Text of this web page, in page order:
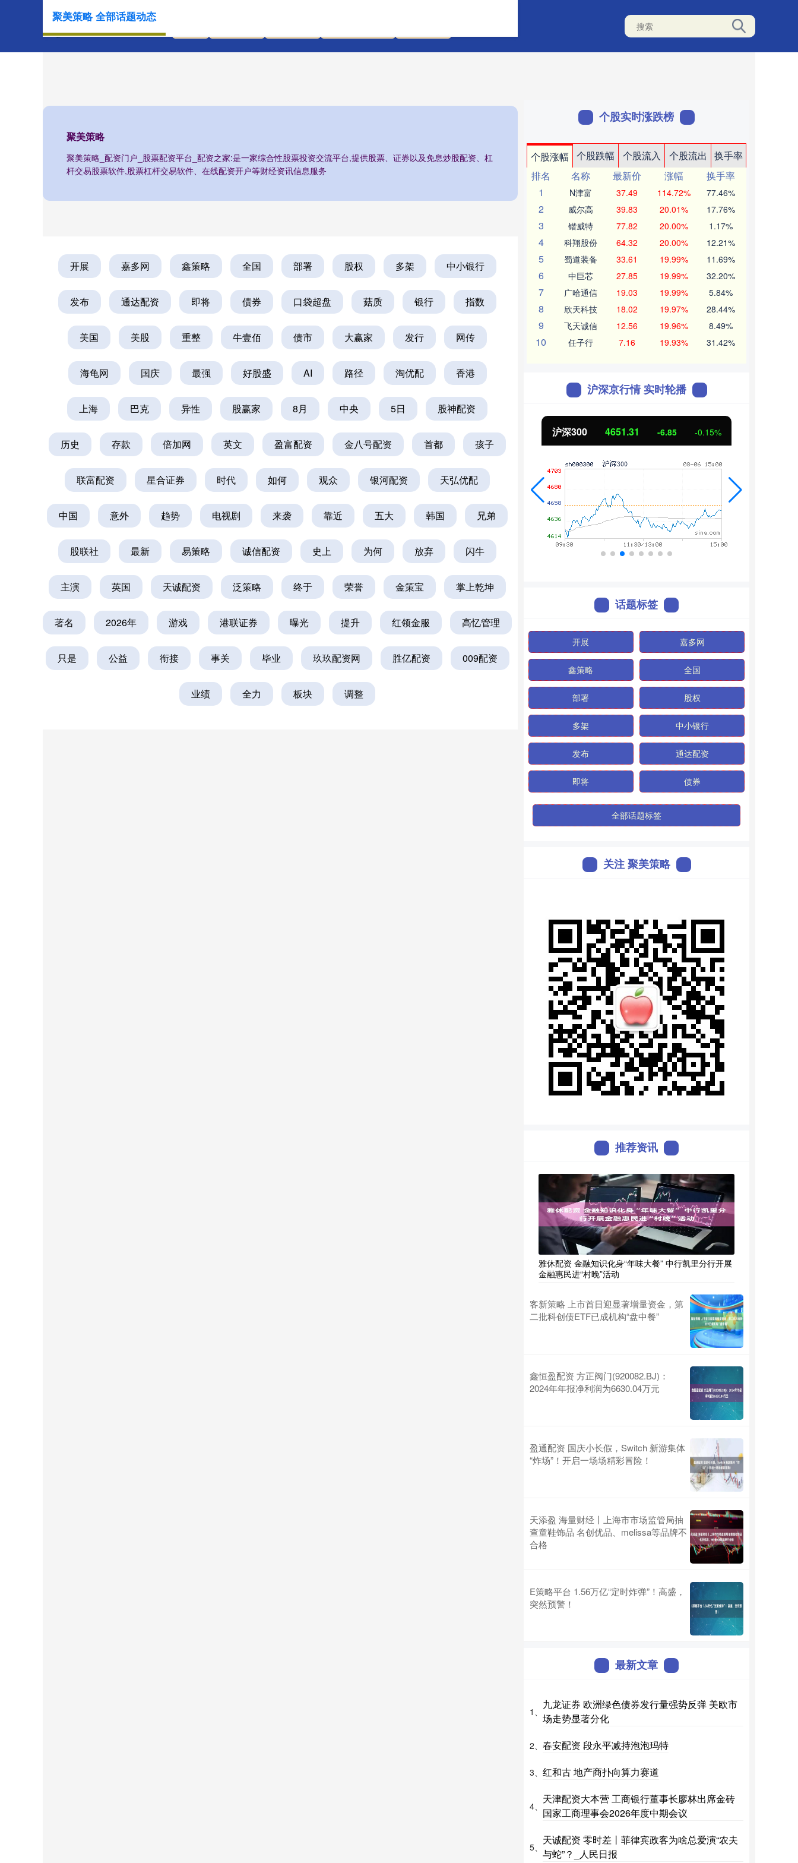
聚美策略
聚美策略_配资门户_股票配资平台_配资之家:是一家综合性股票投资交流平台,提供股票、证券以及免息炒股配资、杠
杆交易股票软件,股票杠杆交易软件、在线配资开户等财经资讯信息服务
聚美策略 全部话题动态
开展 嘉多网 鑫策略 全国 部署 股权 多架 中小银行
发布 通达配资 即将 债券 口袋超盘 菇质 银行 指数
美国 美股 重整 牛壹佰 债市 大赢家 发行 网传
海龟网 国庆 最强 好股盛 AI 路径 淘优配 香港
上海 巴克 异性 股赢家 8月 中央 5日 股神配资
历史 存款 倍加网 英文 盈富配资 金八号配资 首都 孩子
联富配资 星合证券 时代 如何 观众 银河配资 天弘优配
中国 意外 趋势 电视剧 来袭 靠近 五大 韩国 兄弟
股联社 最新 易策略 诚信配资 史上 为何 放弃 闪牛
主演 英国 天诚配资 泛策略 终于 荣誉 金策宝 掌上乾坤
著名 2026年 游戏 港联证券 曝光 提升 红领金服 高忆管理
只是 公益 衔接 事关 毕业 玖玖配资网 胜亿配资 009配资
业绩 全力 板块 调整
个股实时涨跌榜
个股涨幅 个股跌幅 个股流入 个股流出
换手率
排名
名称 最新价 涨幅
换手率
1
N津富 37.49 114.72% 77.46%
2 威尔高 39.83 20.01% 17.76%
3 锴威特 77.82 20.00% 1.17%
4 科翔股份 64.32 20.00% 12.21%
5 蜀道装备 33.61 19.99% 11.69%
6 中巨芯 27.85 19.99% 32.20%
7 广哈通信 19.03 19.99% 5.84%
8 欣天科技 18.02 19.97% 28.44%
9 飞天诚信 12.56 19.96% 8.49%
10 任子行 7.16 19.93% 31.42%
沪深京行情 实时轮播
深证成指 14110.12 -34.08 -0.24% 沪深300 4651.31 -6.85 -0.15% 北证50 1122.88 3.42 0.30%
话题标签
开展 嘉多网
鑫策略 全国
部署 股权
多架 中小银行
发布 通达配资
即将 债券
全部话题标签
关注 聚美策略
推荐资讯
雅休配资 金融知识化身“年味大餐” 中行凯里分行开展
金融惠民进“村晚”活动
客新策略 上市首日迎显著增量资金，第
二批科创债ETF已成机构“盘中餐”
鑫恒盈配资 方正阀门(920082.BJ)：
2024年年报净利润为6630.04万元
盈通配资 国庆小长假，Switch 新游集体
“炸场”！开启一场场精彩冒险！
天添盈 海量财经丨上海市市场监管局抽
查童鞋饰品 名创优品、melissa等品牌不
合格
E策略平台 1.56万亿“定时炸弹”！高盛，
突然预警！
最新文章
1、
九龙证券 欧洲绿色债券发行量强势反弹 美欧市
场走势显著分化
2、 春安配资 段永平减持泡泡玛特
3、 红和古 地产商扑向算力赛道
4、
天津配资大本营 工商银行董事长廖林出席金砖
国家工商理事会2026年度中期会议
5、
天诚配资 ‍‍零时差丨菲律宾政客为啥总爱演“农夫
与蛇”？_人民日报